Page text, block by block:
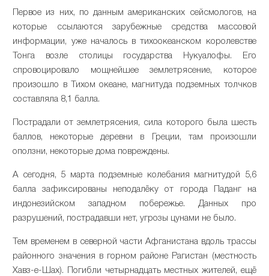
Первое из них, по данным американских сейсмологов, на
которые ссылаются зарубежные средства массовой
информации, уже началось в тихоокеанском королевстве
Тонга возле столицы государства Нукуалофы. Его
спровоцировало мощнейшее землетрясение, которое
произошло в Тихом океане, магнитуда подземных толчков
составляла 8,1 балла.
Пострадали от землетрясения, сила которого была шесть
баллов, некоторые деревни в Греции, там произошли
оползни, некоторые дома повреждены.
А сегодня, 5 марта подземные колебания магнитудой 5,6
балла зафиксированы неподалёку от города Паданг на
индонезийском западном побережье. Данных про
разрушений, пострадавши нет, угрозы цунами не было.
Тем временем в северной части Афганистана вдоль трассы
районного значения в горном районе Рагистан (местность
Хавз-е-Шах). Погибли четырнадцать местных жителей, ещё